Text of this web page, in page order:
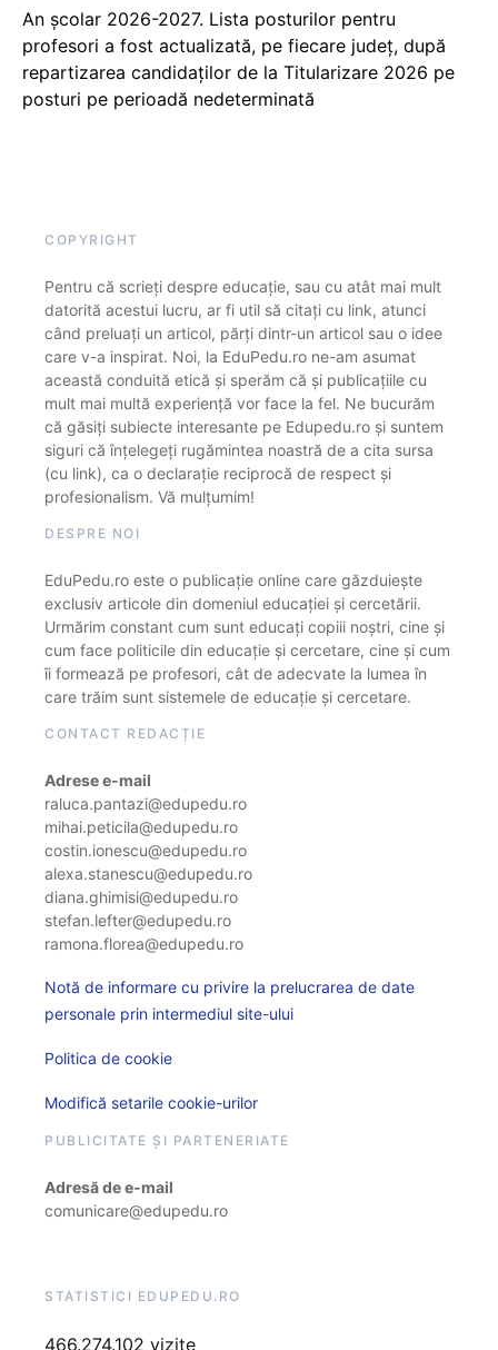
An școlar 2026-2027. Lista posturilor pentru
profesori a fost actualizată, pe fiecare județ, după
repartizarea candidaților de la Titularizare 2026 pe
posturi pe perioadă nedeterminată
COPYRIGHT
Pentru că scrieți despre educație, sau cu atât mai mult
datorită acestui lucru, ar fi util să citați cu link, atunci
când preluați un articol, părți dintr-un articol sau o idee
care v-a inspirat. Noi, la EduPedu.ro ne-am asumat
această conduită etică și sperăm că și publicațiile cu
mult mai multă experiență vor face la fel. Ne bucurăm
că găsiți subiecte interesante pe Edupedu.ro și suntem
siguri că înțelegeți rugămintea noastră de a cita sursa
(cu link), ca o declarație reciprocă de respect și
profesionalism. Vă mulțumim!
DESPRE NOI
EduPedu.ro este o publicație online care găzduiește
exclusiv articole din domeniul educației și cercetării.
Urmărim constant cum sunt educați copiii noștri, cine și
cum face politicile din educație și cercetare, cine și cum
îi formează pe profesori, cât de adecvate la lumea în
care trăim sunt sistemele de educație și cercetare.
CONTACT REDACȚIE
Adrese e-mail
raluca.pantazi@edupedu.ro
mihai.peticila@edupedu.ro
costin.ionescu@edupedu.ro
alexa.stanescu@edupedu.ro
diana.ghimisi@edupedu.ro
stefan.lefter@edupedu.ro
ramona.florea@edupedu.ro
Notă de informare cu privire la prelucrarea de date
personale prin intermediul site-ului
Politica de cookie
Modifică setarile cookie-urilor
PUBLICITATE ȘI PARTENERIATE
Adresă de e-mail
comunicare@edupedu.ro
STATISTICI EDUPEDU.RO
466.274.102 vizite